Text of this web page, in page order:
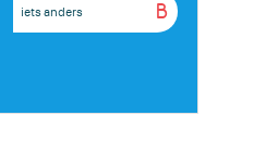
B
iets anders